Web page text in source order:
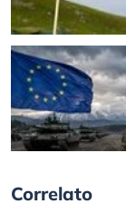
Correlato